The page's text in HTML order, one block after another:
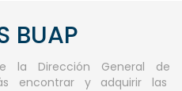
BUAP
la Dirección General de
encontrar y adquirir las